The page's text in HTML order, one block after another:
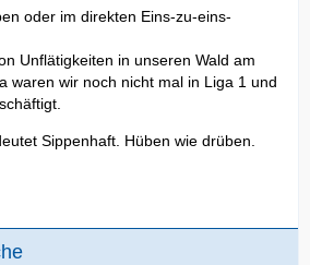
oder im direkten Eins-zu-eins-
Unflätigkeiten in unseren Wald am
waren wir noch nicht mal in Liga 1 und
Sippenhaft. Hüben wie drüben.